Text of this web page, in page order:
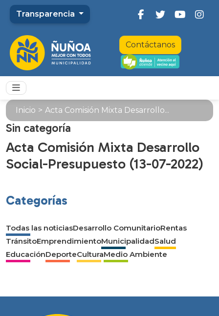
Transparencia
Contáctanos
Inicio > Acta Comisión Mixta Desarrollo...
Sin categoría
Acta Comisión Mixta Desarrollo
Social-Presupuesto (13-07-2022)
Categorías
Todas las noticiasDesarrollo ComunitarioRentas
TránsitoEmprendimientoMunicipalidadSalud
EducaciónDeporteCulturaMedio Ambiente